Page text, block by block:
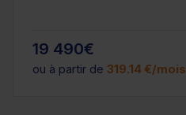
19 490€
ou à partir de 319.14 €/mois